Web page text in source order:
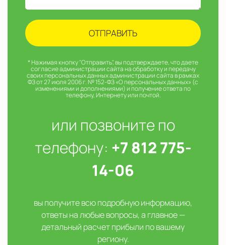
* Нажимая кнопку "Отправить", вы подтверждаете, что даете
согласие администрации сайта на обработку и передачу
своих персональных данных администрации сайта в рамках
ФЗ от 27 июля 2006 г. № 152-ФЗ «О персональных данных» (с
изменениями и дополнениями) и получение ответа по
телефону, Интернету или почтой.
или позвоните по
телефону: +7 812 775-
14-06
вы получите всю подробную информацию,
ответы на любые вопросы, а главное —
детальный расчет прибыли по вашему
региону.